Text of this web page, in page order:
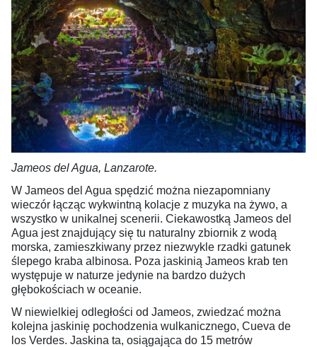
Jameos del Agua, Lanzarote.
W Jameos del Agua spędzić można niezapomniany
wieczór łącząc wykwintną kolacje z muzyka na żywo, a
wszystko w unikalnej scenerii. Ciekawostką Jameos del
Agua jest znajdujący się tu naturalny zbiornik z wodą
morska, zamieszkiwany przez niezwykle rzadki gatunek
ślepego kraba albinosa. Poza jaskinią Jameos krab ten
występuje w naturze jedynie na bardzo dużych
głębokościach w oceanie.
W niewielkiej odległości od Jameos, zwiedzać można
kolejna jaskinię pochodzenia wulkanicznego, Cueva de
los Verdes. Jaskina ta, osiągająca do 15 metrów